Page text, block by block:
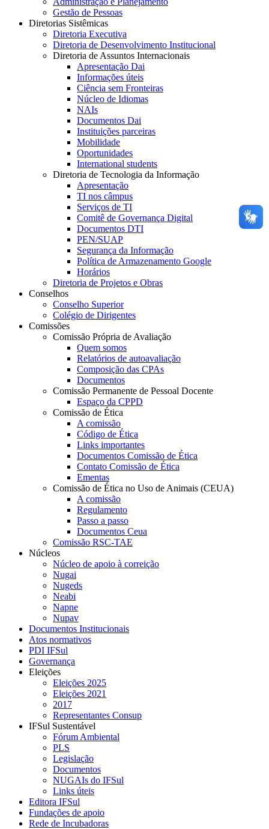
Gestão de Pessoas
Diretorias Sistêmicas
Diretoria Executiva
Diretoria de Desenvolvimento Institucional
Diretoria de Assuntos Internacionais
Apresentação Dai
Informações úteis
Ciência sem Fronteiras
Núcleo de Idiomas
NAIs
Documentos Dai
Instituições parceiras
Mobilidade
Oportunidades
International students
Diretoria de Tecnologia da Informação
Apresentação
TI nos câmpus
Serviços de TI
Comitê de Governança Digital
Documentos DTI
PEN/SUAP
Segurança da Informação
Política de Armazenamento Google
Horários
Diretoria de Projetos e Obras
Conselhos
Conselho Superior
Colégio de Dirigentes
Comissões
Comissão Própria de Avaliação
Quem somos
Relatórios de autoavaliação
Composição das CPAs
Documentos
Comissão Permanente de Pessoal Docente
Espaço da CPPD
Comissão de Ética
A comissão
Código de Ética
Links importantes
Documentos Comissão de Ética
Contato Comissão de Ética
Ementas
Comissão de Ética no Uso de Animais (CEUA)
A comissão
Regulamento
Passo a passo
Documentos Ceua
Comissão RSC-TAE
Núcleos
Núcleo de apoio à correição
Nugai
Nugeds
Neabi
Napne
Nupav
Documentos Institucionais
Atos normativos
PDI IFSul
Governança
Eleições
Eleições 2025
Eleições 2021
2017
Representantes Consup
IFSul Sustentável
Fórum Ambiental
PLS
Legislação
Documentos
NUGAIs do IFSul
Links úteis
Editora IFSul
Fundações de apoio
Rede de Incubadoras